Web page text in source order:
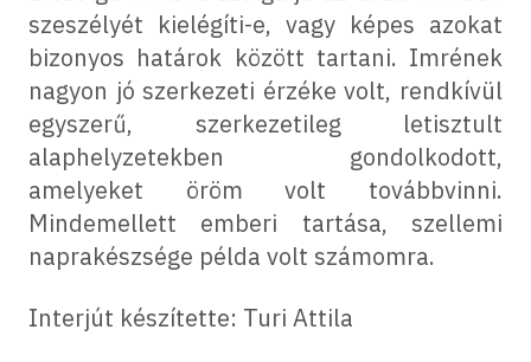
szeszélyét kielégíti-e, vagy képes azokat
bizonyos határok között tartani. Imrének
nagyon jó szerkezeti érzéke volt, rendkívül
egyszerű, szerkezetileg letisztult
alaphelyzetekben gondolkodott,
amelyeket öröm volt továbbvinni.
Mindemellett emberi tartása, szellemi
naprakészsége példa volt számomra.
Interjút készítette: Turi Attila